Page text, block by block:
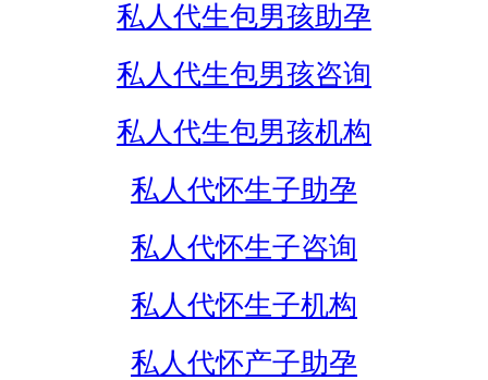
私人代生包男孩助孕
私人代生包男孩咨询
私人代生包男孩机构
私人代怀生子助孕
私人代怀生子咨询
私人代怀生子机构
私人代怀产子助孕